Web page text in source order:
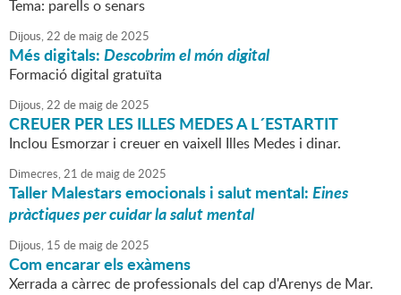
Tema: parells o senars
Dijous,22 de maigde2025
Més digitals:Descobrim el món digital
Formació digital gratuïta
Dijous,22 de maigde2025
CREUER PER LES ILLES MEDES A L´ESTARTIT
Inclou Esmorzar i creuer en vaixell Illes Medes i dinar.
Dimecres,21 de maigde2025
Taller Malestars emocionals i salut mental:Eines
pràctiques per cuidar la salut mental
Dijous, 15 de maigde2025
Com encarar els exàmens
Xerrada a càrrec de professionals del cap d'Arenys de Mar.